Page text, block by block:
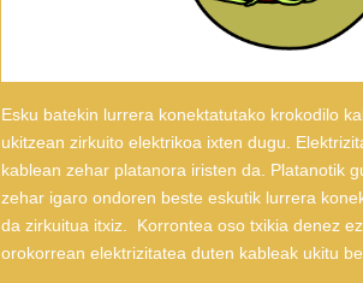
Esku batekin lurrera konektatutako krokodilo
ukitzean zirkuito elektrikoa ixten dugu.
kablean zehar platanora iristen da. Platanotik
zehar igaro ondoren beste eskutik lurrera
da zirkuitua itxiz. Korrontea oso txikia denez
orokorrean elektrizitatea duten kableak ukitu